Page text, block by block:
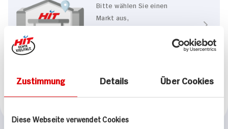
Zustimmung Details Über Cookies
Diese Webseite verwendet Cookies
Bitte wählen Sie einen
Markt aus,
Marke